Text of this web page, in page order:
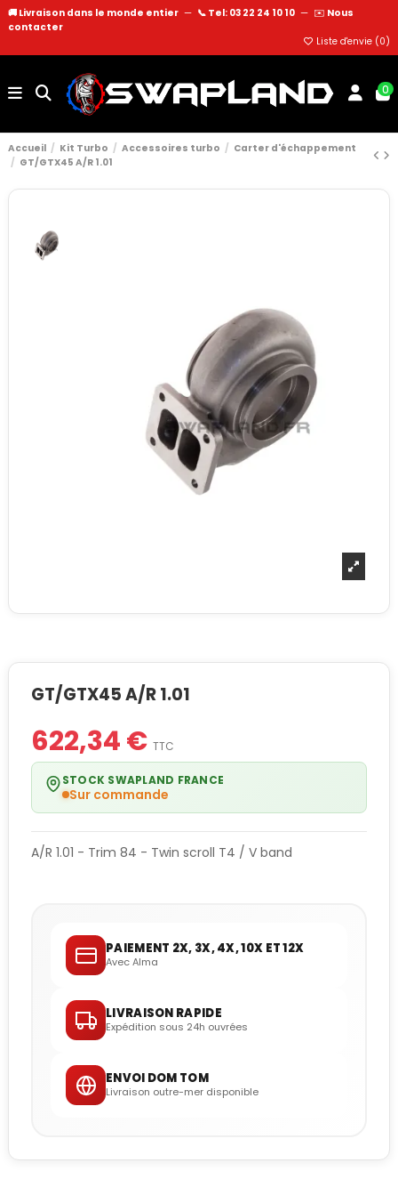
🚚 Livraison dans le monde entier — 📞 Tel: 03 22 24 10 10 — ✉️ Nous
contacter
Liste d'envie (0)
0
Accueil Kit Turbo Accessoires turbo
Carter d'échappement
GT/GTX45 A/R 1.01
GT/GTX45 A/R 1.01
622,34 € TTC
STOCK SWAPLAND FRANCE
Sur commande
A/R 1.01 - Trim 84 - Twin scroll T4 / V band
PAIEMENT 2X, 3X, 4X, 10X ET 12X
Avec Alma
LIVRAISON RAPIDE
Expédition sous 24h ouvrées
ENVOI DOM TOM
Livraison outre-mer disponible